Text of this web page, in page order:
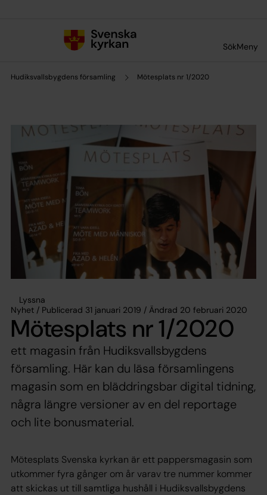
SökMeny
Hudiksvallsbygdens församling Mötesplats nr 1/2020
Lyssna
Nyhet / Publicerad 31 januari 2019 / Ändrad 20 februari 2020
Mötesplats nr 1/2020
ett magasin från Hudiksvallsbygdens
församling. Här kan du läsa församlingens
magasin som en bläddringsbar digital tidning,
några längre versioner av en del reportage
och lite bonusmaterial.
Mötesplats Svenska kyrkan är ett pappersmagasin som
utkommer fyra gånger om år varav tre nummer kommer
att skickas ut till samtliga hushåll i Hudiksvallsbygdens